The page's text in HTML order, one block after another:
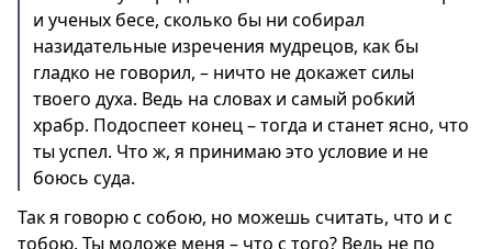
и ученых бесе, сколько бы ни собирал
назидательные изречения мудрецов, как бы
гладко не говорил, – ничто не докажет силы
твоего духа. Ведь на словах и самый робкий
храбр. Подоспеет конец – тогда и станет ясно, что
ты успел. Что ж, я принимаю это условие и не
боюсь суда.
Так я говорю с собою, но можешь считать, что и с
тобою. Ты моложе меня – что с того? Ведь не по